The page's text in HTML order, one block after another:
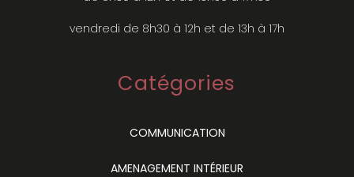
vendredi de 8h30 à 12h et de 13h à 17h
Catégories
COMMUNICATION
AMENAGEMENT INTÉRIEUR